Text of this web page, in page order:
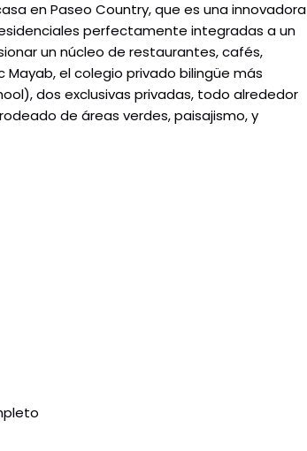
en Paseo Country, que es una innovadora
perfectamente integradas a un
un núcleo de restaurantes, cafés,
el colegio privado bilingüe más
dos exclusivas privadas, todo alrededor
de áreas verdes, paisajismo, y